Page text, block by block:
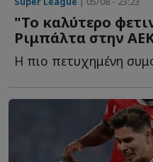
"Το καλύτερο
Ριμπάλτα στην
Η πιο πετυχημένη